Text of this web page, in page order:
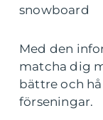
snowboard
Med den
matcha dig
bättre och
förseningar.